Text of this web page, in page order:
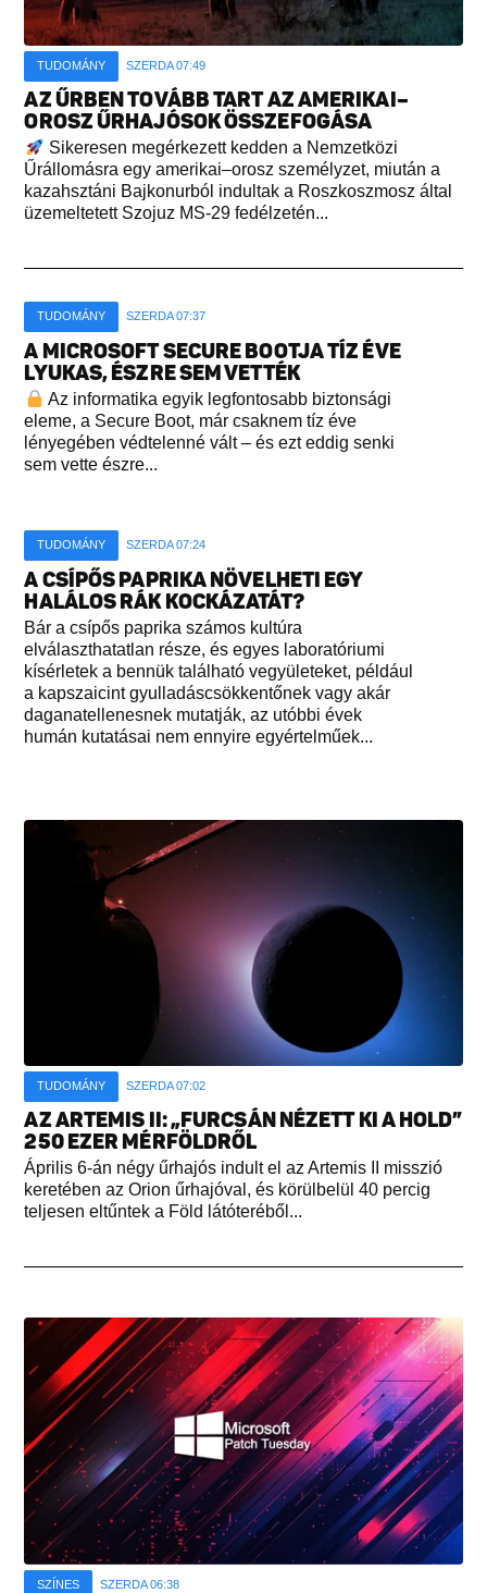
TUDOMÁNY SZERDA 07:49
AZ ŰRBEN TOVÁBB TART AZ AMERIKAI–
OROSZ ŰRHAJÓSOK ÖSSZEFOGÁSA
Sikeresen megérkezett kedden a Nemzetközi
Űrállomásra egy amerikai–orosz személyzet, miután a
kazahsztáni Bajkonurból indultak a Roszkoszmosz által
üzemeltetett Szojuz MS-29 fedélzetén...
TUDOMÁNY SZERDA 07:37
A MICROSOFT SECURE BOOTJA TÍZ ÉVE
LYUKAS, ÉSZRE SEM VETTÉK
Az informatika egyik legfontosabb biztonsági
eleme, a Secure Boot, már csaknem tíz éve
lényegében védtelenné vált – és ezt eddig senki
sem vette észre...
TUDOMÁNY SZERDA 07:24
A CSÍPŐS PAPRIKA NÖVELHETI EGY
HALÁLOS RÁK KOCKÁZATÁT?
Bár a csípős paprika számos kultúra
elválaszthatatlan része, és egyes laboratóriumi
kísérletek a bennük található vegyületeket, például
a kapszaicint gyulladáscsökkentőnek vagy akár
daganatellenesnek mutatják, az utóbbi évek
humán kutatásai nem ennyire egyértelműek...
TUDOMÁNY SZERDA 07:02
AZ ARTEMIS II: „FURCSÁN NÉZETT KI A HOLD”
250 EZER MÉRFÖLDRŐL
Április 6-án négy űrhajós indult el az Artemis II misszió
keretében az Orion űrhajóval, és körülbelül 40 percig
teljesen eltűntek a Föld látóteréből...
SZÍNES SZERDA 06:38